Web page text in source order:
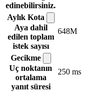
edinebilirsiniz.
Aylık Kota
Aya dahil
edilen toplam
istek sayısı
648M
Gecikme
Uç noktanın
ortalama
yanıt süresi
250 ms